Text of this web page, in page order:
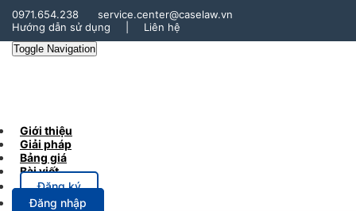
0971.654.238
service.center@caselaw.vn
Hướng dẫn sử dụng
Liên hệ
Toggle Navigation
Giới thiệu
Giải pháp
Bảng giá
Bài viết
Đăng ký
Đăng nhập